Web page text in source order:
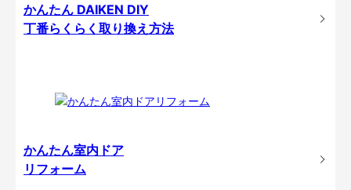
かんたん DAIKEN DIY
丁番らくらく取り換え方法
かんたん室内ドア
リフォーム